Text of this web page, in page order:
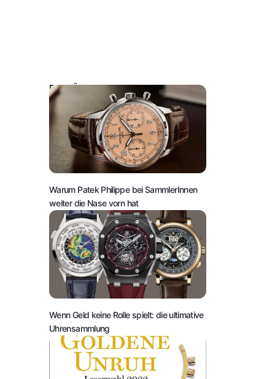
DAS KÖNNTE SIE AUCH INTERESSIEREN:
Warum Patek Philippe bei SammlerInnen
weiter die Nase vorn hat
Wenn Geld keine Rolle spielt: die ultimative
Uhrensammlung